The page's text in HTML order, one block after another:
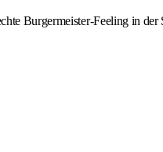
Burgermeister-Feeling in